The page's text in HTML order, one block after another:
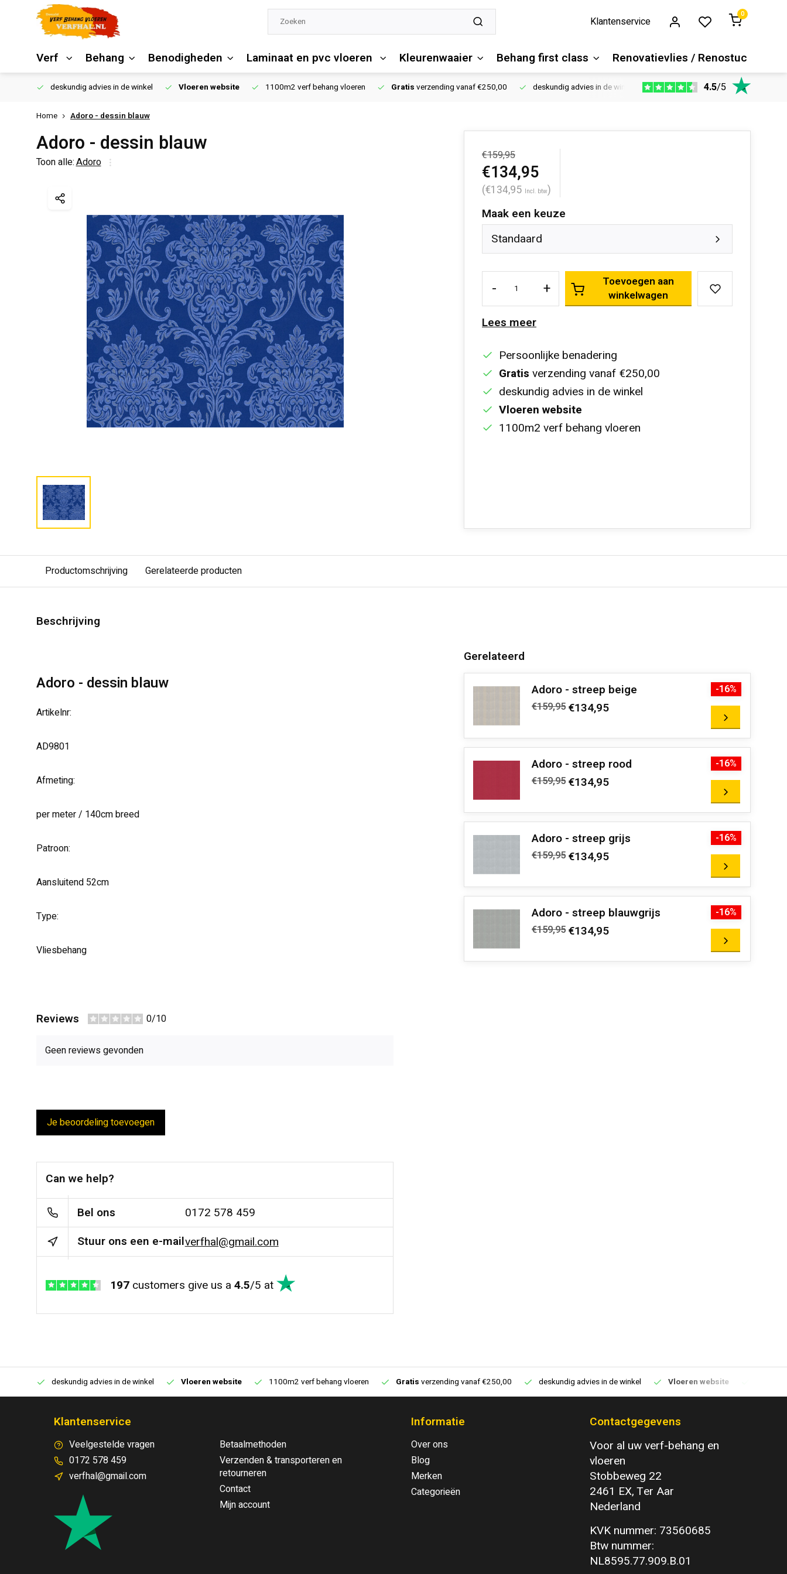
Klantenservice
0
Verf Behang Benodigheden Laminaat en pvc vloeren Kleurenwaaier Behang first class Renovatievlies / Renostuc
deskundig advies in de winkel Vloeren website 1100m2 verf behang vloeren Gratis verzending vanaf €250,00 deskundig advies in de winkel Vloeren website 1100m2
4.5/5
Home Adoro - dessin blauw
Adoro - dessin blauw
Toon alle:Adoro €159,95
€134,95
(€134,95 Incl. btw)
Maak een keuze
Standaard
- +
Toevoegen aan
winkelwagen
Lees meer
Persoonlijke benadering
Gratis verzending vanaf €250,00
deskundig advies in de winkel
Vloeren website
1100m2 verf behang vloeren
Productomschrijving Gerelateerde producten
Beschrijving
Adoro - dessin blauw
Artikelnr:
AD9801
Afmeting:
per meter / 140cm breed
Patroon:
Aansluitend 52cm
Type:
Vliesbehang
Reviews 0/10
Geen reviews gevonden
Je beoordeling toevoegen
Can we help?
Bel ons
0172 578 459
Stuur ons een e-mailverfhal@gmail.com
197 customers give us a 4.5/5 at
Gerelateerd
Adoro - streep beige
€159,95 €134,95
-16%
Adoro - streep rood
€159,95 €134,95
-16%
Adoro - streep grijs
€159,95 €134,95
-16%
Adoro - streep blauwgrijs
€159,95 €134,95
-16%
deskundig advies in de winkel Vloeren website 1100m2 verf behang vloeren Gratis verzending vanaf €250,00 deskundig advies in de winkel Vloeren website
Klantenservice
Veelgestelde vragen
0172 578 459
verfhal@gmail.com
Betaalmethoden
Verzenden & transporteren en
retourneren
Contact
Mijn account
Informatie
Over ons
Blog
Merken
Categorieën
Contactgegevens
Voor al uw verf-behang en
vloeren
Stobbeweg 22
2461 EX, Ter Aar
Nederland
KVK nummer: 73560685
Btw nummer:
NL8595.77.909.B.01